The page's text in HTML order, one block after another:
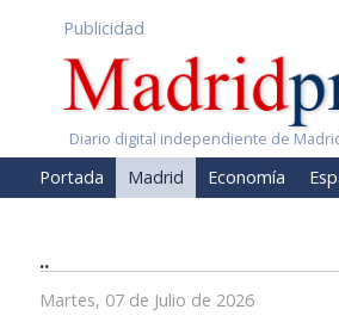
Publicidad
Diario digital independiente de Madrid
Portada Madrid Economía
..
Martes, 07 de Julio de 2026